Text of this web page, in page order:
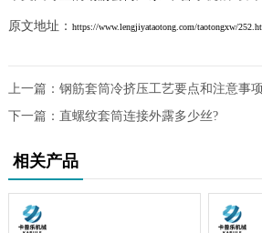
原文地址： https://www.lengjiyataotong.com/taotongxw/
上一篇： 钢筋套筒冷挤压工艺要点和注意事项
下一篇： 直螺纹套筒连接外露多少丝?
相关产品